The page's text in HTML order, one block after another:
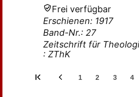
Frei verfügbar
Erschienen: 1917
Band-Nr.: 27
Zeitschrift für
: ZThK
1 2 3 4